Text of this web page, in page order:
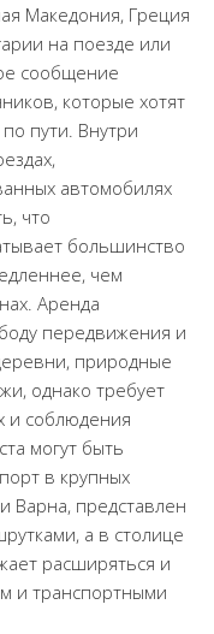
Македония, Греция
на поезде или
сообщение
которые хотят
пути. Внутри
автомобилях
что
большинство
чем
Аренда
передвижения и
природные
однако требует
и соблюдения
могут быть
в крупных
Варна, представлен
а в столице
расширяться и
и транспортными